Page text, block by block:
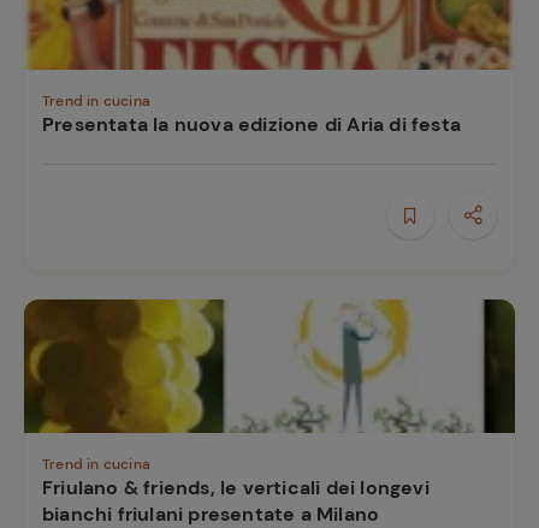
Trend in cucina
Presentata la nuova edizione di Aria di festa
Trend in cucina
Friulano & friends, le verticali dei longevi
bianchi friulani presentate a Milano